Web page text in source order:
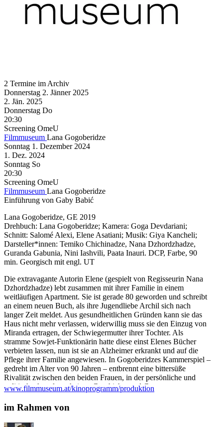
2 Termine im Archiv
Donnerstag 2. Jänner 2025
2. Jän. 2025
Donnerstag Do
20:30
Screening OmeU
Filmmuseum Lana Gogoberidze
Sonntag 1. Dezember 2024
1. Dez. 2024
Sonntag So
20:30
Screening OmeU
Filmmuseum Lana Gogoberidze
Einführung von Gaby Babić
Lana Gogoberidze, GE 2019
Drehbuch: Lana Gogoberidze; Kamera: Goga Devdariani;
Schnitt: Salomé Alexi, Elene Asatiani; Musik: Giya Kancheli;
Darsteller*innen: Temiko Chichinadze, Nana Dzhordzhadze,
Guranda Gabunia, Nini Iashvili, Paata Inauri. DCP, Farbe, 90
min. Georgisch mit engl. UT
Die extravagante Autorin Elene (gespielt von Regisseurin Nana
Dzhordzhadze) lebt zusammen mit ihrer Familie in einem
weitläufigen Apartment. Sie ist gerade 80 geworden und schreibt
an einem neuen Buch, als ihre Jugendliebe Archil sich nach
langer Zeit meldet. Aus gesundheitlichen Gründen kann sie das
Haus nicht mehr verlassen, widerwillig muss sie den Einzug von
Miranda ertragen, der Schwiegermutter ihrer Tochter. Als
stramme Sowjet-Funktionärin hatte diese einst Elenes Bücher
verbieten lassen, nun ist sie an Alzheimer erkrankt und auf die
Pflege ihrer Familie angewiesen. In Gogoberidzes Kammerspiel –
gedreht im Alter von 90 Jahren – entbrennt eine bittersüße
Rivalität zwischen den beiden Frauen, in der persönliche und
politische Angelegenheiten, Geschichte und Gegenwart
aufeinandertreffen. Der autobiografisch gefärbte Film ist eine
Reflexion auf das Vermögen, auch schmerzliche Vergangenheit in
die Gegenwart zu integrieren – frei nach der japanischen Kunst
des Goldflickens. (G.B./B.W.)
www.filmmuseum.at/kinoprogramm/produktion
im Rahmen von